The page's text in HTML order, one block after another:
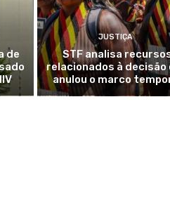
de
JUSTIÇA
STF analisa
relacionados à decisão
anulou o marco